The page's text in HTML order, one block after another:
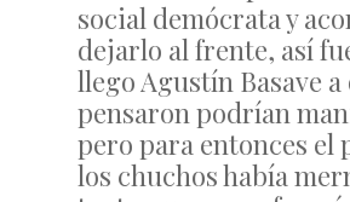
social demócrata y
dejarlo al frente, así
llego Agustín Basave
pensaron podrían
pero para entonces el
los chuchos había